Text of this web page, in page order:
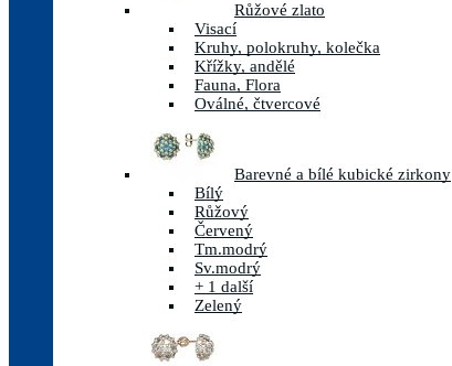
Růžové zlato
Visací
Kruhy, polokruhy, kolečka
Křížky, andělé
Fauna, Flora
Oválné, čtvercové
Barevné a bílé kubické zirkony
Bílý
Růžový
Červený
Tm.modrý
Sv.modrý
+ 1 další
Zelený